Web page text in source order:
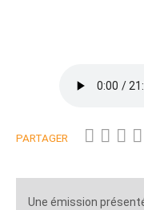
PARTAGER
Une émission